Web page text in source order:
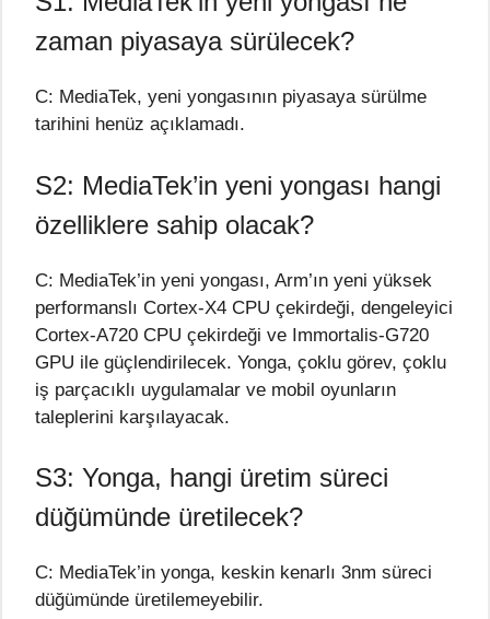
zaman piyasaya sürülecek?
C: MediaTek, yeni yongasının piyasaya sürülme
tarihini henüz açıklamadı.
S2: MediaTek’in yeni yongası hangi
özelliklere sahip olacak?
C: MediaTek’in yeni yongası, Arm’ın yeni yüksek
performanslı Cortex-X4 CPU çekirdeği, dengeleyici
Cortex-A720 CPU çekirdeği ve Immortalis-G720
GPU ile güçlendirilecek. Yonga, çoklu görev, çoklu
iş parçacıklı uygulamalar ve mobil oyunların
taleplerini karşılayacak.
S3: Yonga, hangi üretim süreci
düğümünde üretilecek?
C: MediaTek’in yonga, keskin kenarlı 3nm süreci
düğümünde üretilemeyebilir.